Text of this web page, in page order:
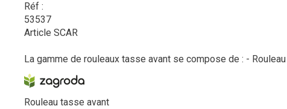
Réf :
53537
Article SCAR
La gamme de rouleaux tasse avant se compose de : -
Rouleau tasse avant